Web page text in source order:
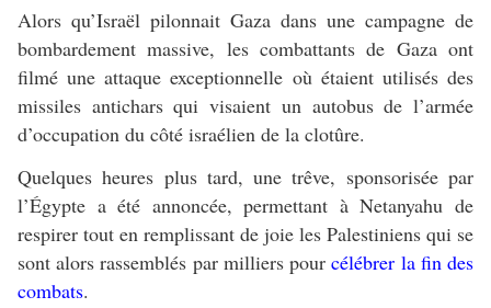
Alors qu’Israël pilonnait Gaza dans une campagne de
bombardement massive, les combattants de Gaza ont
filmé une attaque exceptionnelle où étaient utilisés des
missiles antichars qui visaient un autobus de l’armée
d’occupation du côté israélien de la clotûre.
Quelques heures plus tard, une trêve, sponsorisée par
l’Égypte a été annoncée, permettant à Netanyahu de
respirer tout en remplissant de joie les Palestiniens qui se
sont alors rassemblés par milliers pourcélébrer la fin des
combats.